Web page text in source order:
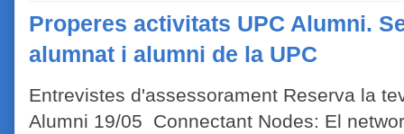
Properes activitats UPC Alumni.
alumnat i alumni de la UPC
Entrevistes d'assessorament Reserva la
Alumni 19/05 Connectant Nodes: El